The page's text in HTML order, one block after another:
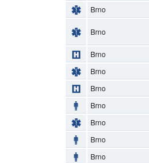
Brno
Brno
Brno
Brno
Brno
Brno
Brno
Brno
Brno